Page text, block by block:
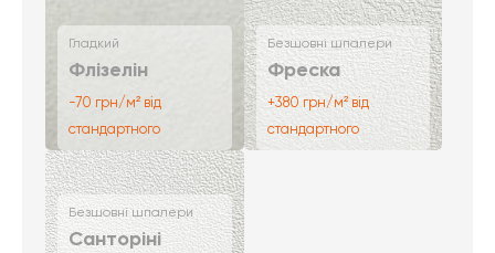
Гладкий
Флізелін
-70 грн/м² від
стандартного
Безшовні шпалери
Фреска
+380 грн/м² від
стандартного
Безшовні шпалери
Санторіні